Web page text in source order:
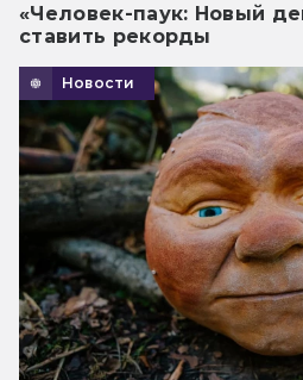
«Человек-паук: Новый
ставить рекорды
Новости